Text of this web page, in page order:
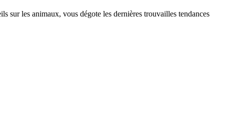
sur les animaux, vous dégote les dernières trouvailles tendances